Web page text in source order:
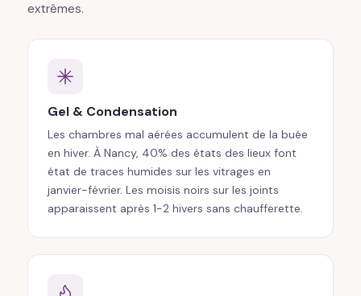
extrêmes.
Gel & Condensation
Les chambres mal aérées accumulent de la buée
en hiver. À Nancy, 40% des états des lieux font
état de traces humides sur les vitrages en
janvier-février. Les moisis noirs sur les joints
apparaissent après 1-2 hivers sans chaufferette.